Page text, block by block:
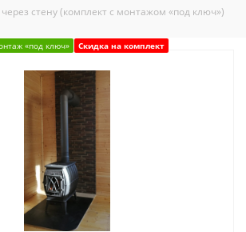
стену (комплект с монтажом «под ключ»)
«под ключ» Скидка на комплект